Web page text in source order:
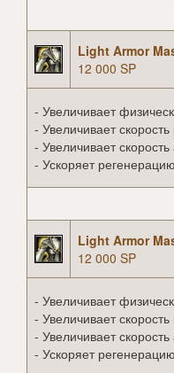
Light Armor
12 000 SP
- Увеличивает
- Увеличивает
- Увеличивает
- Ускоряет
Light Armor
12 000 SP
- Увеличивает
- Увеличивает
- Увеличивает
- Ускоряет